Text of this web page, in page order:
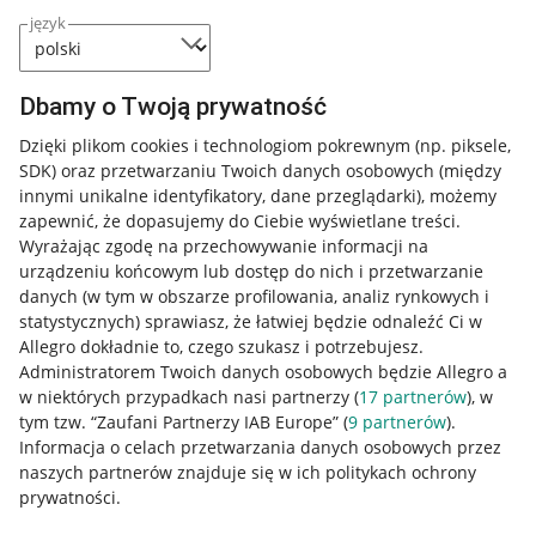
język
Dbamy o Twoją prywatność
Dzięki plikom cookies i technologiom pokrewnym (np. piksele,
SDK) oraz przetwarzaniu Twoich danych osobowych (między
innymi unikalne identyfikatory, dane przeglądarki), możemy
zapewnić, że dopasujemy do Ciebie wyświetlane treści.
Wyrażając zgodę na przechowywanie informacji na
urządzeniu końcowym lub dostęp do nich i przetwarzanie
danych (w tym w obszarze profilowania, analiz rynkowych i
statystycznych) sprawiasz, że łatwiej będzie odnaleźć Ci w
Allegro dokładnie to, czego szukasz i potrzebujesz.
Administratorem Twoich danych osobowych będzie Allegro a
w niektórych przypadkach nasi partnerzy (17 partnerów), w
tym tzw. “Zaufani Partnerzy IAB Europe” (9 partnerów).
Informacja o celach przetwarzania danych osobowych przez
naszych partnerów znajduje się w ich politykach ochrony
prywatności.
Przydatne informacje
Jak to działa